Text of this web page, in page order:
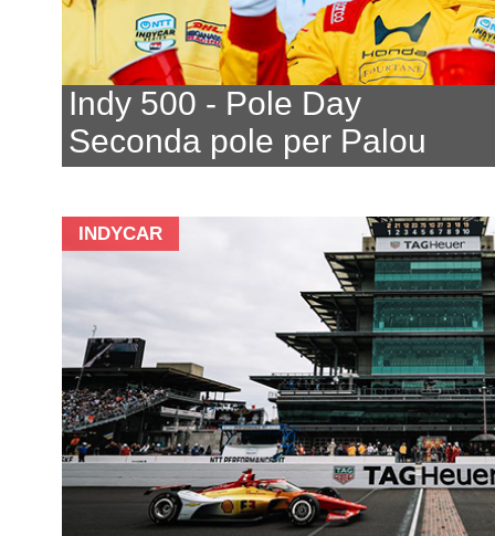
Indy 500 - Pole Day
Seconda pole per Palou
INDYCAR